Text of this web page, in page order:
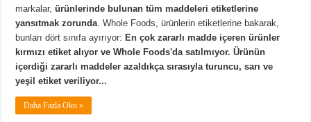
markalar,ürünlerinde bulunan tüm maddeleri etiketlerine
yansıtmak zorunda. Whole Foods, ürünlerin etiketlerine bakarak,
bunları dört sınıfa ayırıyor: En çok zararlı madde içeren ürünler
kırmızı etiket alıyor ve Whole Foods'da satılmıyor. Ürünün
içerdiği zararlı maddeler azaldıkça sırasıyla turuncu, sarı ve
yeşil etiket veriliyor...
Daha Fazla Oku »